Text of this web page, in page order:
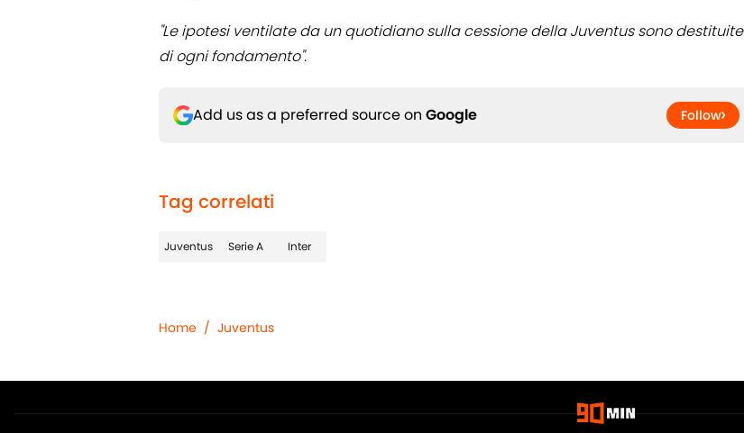
"Le ipotesi ventilate da un quotidiano sulla cessione della Juventus sono destituite
di ogni fondamento".
Add us as a preferred source on Google Follow
Tag correlati
Juventus Serie A Inter
Home / Juventus